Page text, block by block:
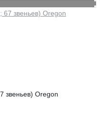
звеньев) Oregon